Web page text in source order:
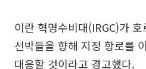
이란 혁명수비대(IRGC)가
선박들을 향해 지정 항로를
대응할 것이라고 경고했다.